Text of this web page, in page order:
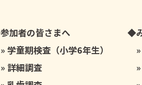
参加者の皆さまへ
学童期検査（小学6年生）
詳細調査